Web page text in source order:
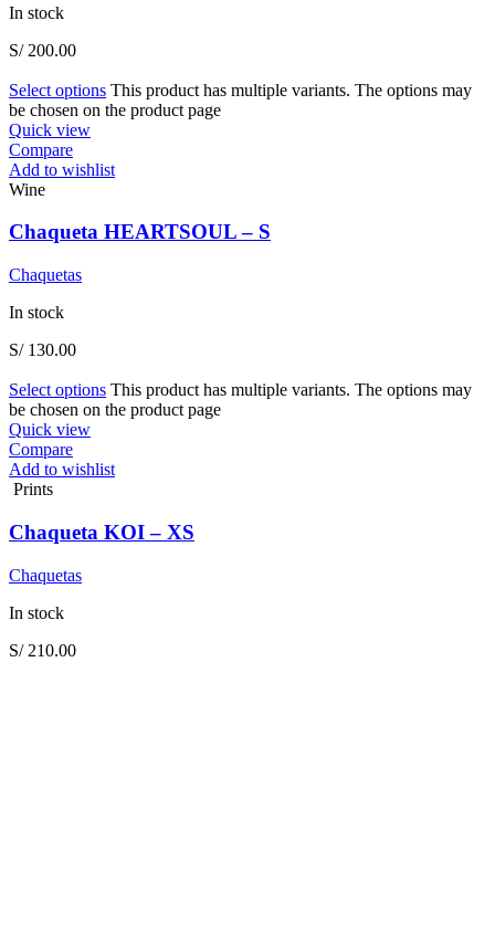
In stock
S/200.00
Select options This product has multiple variants. The options may
be chosen on the product page
Quick view
Compare
Add to wishlist
Wine
Chaqueta HEARTSOUL – S
Chaquetas
In stock
S/130.00
Select options This product has multiple variants. The options may
be chosen on the product page
Quick view
Compare
Add to wishlist
Prints
Chaqueta KOI – XS
Chaquetas
In stock
S/210.00